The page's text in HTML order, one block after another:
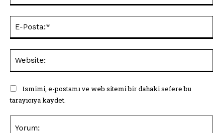
Ismimi, e-postamı ve web sitemi bir dahaki sefere bu
tarayıcıya kaydet.